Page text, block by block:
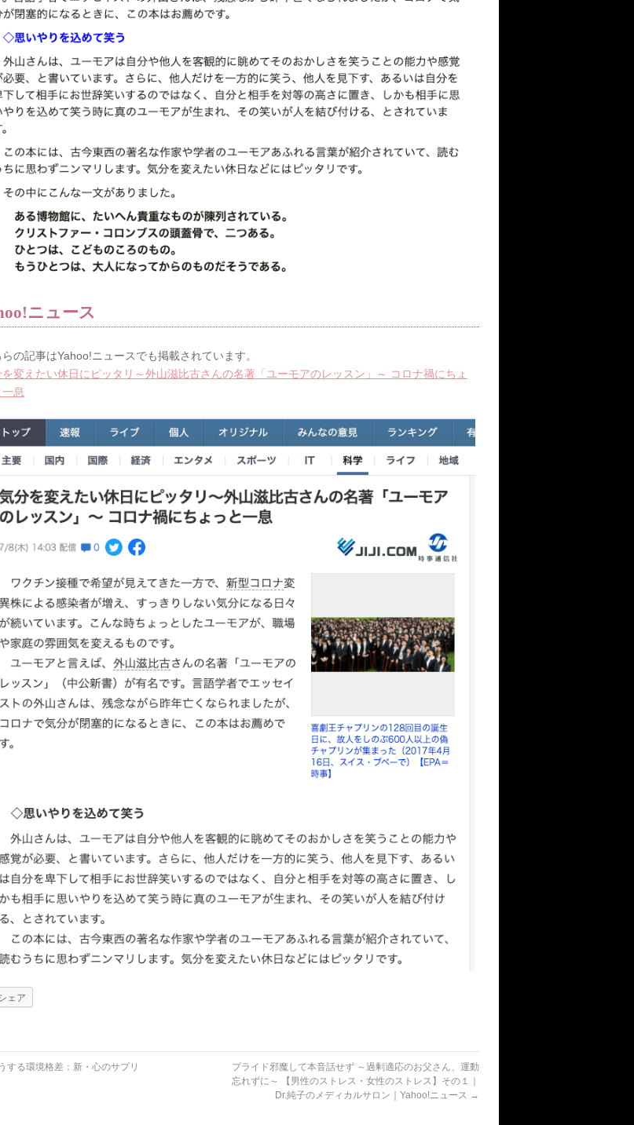
ニュース
らの記事はYahoo!ニュースでも掲載されています。
変えたい休日にピッタリ～外山滋比古さんの名著「ユーモアのレッスン」～ コロナ禍にちょ
一息
ェア
する環境格差：新・心のサプリ
プライド邪魔して本音話せず ～過剰適応のお父さん、運動
忘れずに～ 【男性のストレス・女性のストレス】その１｜
Dr.純子のメディカルサロン｜Yahoo!ニュース →